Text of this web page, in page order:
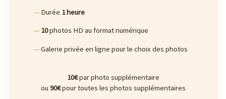
Durée 1 heure
10photos HD au format numérique
Galerie privée en ligne pour le choix des photos
10€par photo supplémentaire
ou 90€pour toutes les photos supplémentaires